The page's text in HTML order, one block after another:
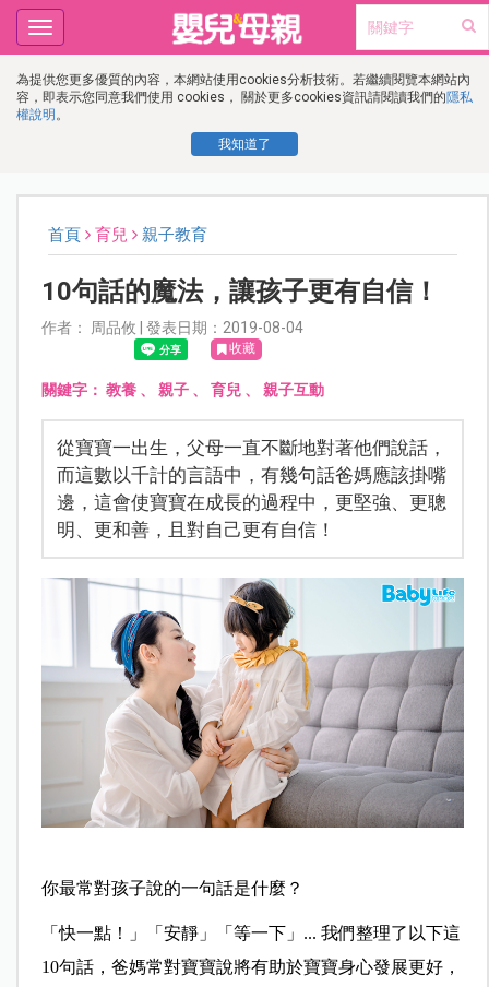
為提供您更多優質的內容，本網站使用cookies分析技術。若繼續閱覽本網站內
容，即表示您同意我們使用 cookies， 關於更多cookies資訊請閱讀我們的隱私
權說明 。
我知道了
Toggle
navigation
首頁 育兒 親子教育
10句話的魔法，讓孩子更有自信！
作者： 周品攸 | 發表日期：2019-08-04
收藏
關鍵字： 教養、 親子、 育兒、 親子互動
從寶寶一出生，父母一直不斷地對著他們說話，
而這數以千計的言語中，有幾句話爸媽應該掛嘴
邊，這會使寶寶在成長的過程中，更堅強、更聰
明、更和善，且對自己更有自信！
你最常對孩子說的一句話是什麼？
「快一點！」「安靜」「等一下」... 我們整理了以下這
10句話，爸媽常對寶寶說將有助於寶寶身心發展更好，